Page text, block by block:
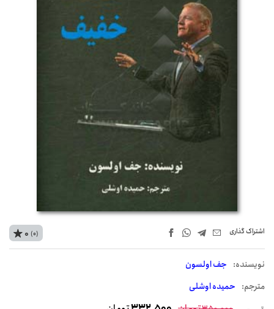
اشتراک‌ گذاری
نويسنده: جف اولسون
مترجم: حمیده اوشلی
0 (0)